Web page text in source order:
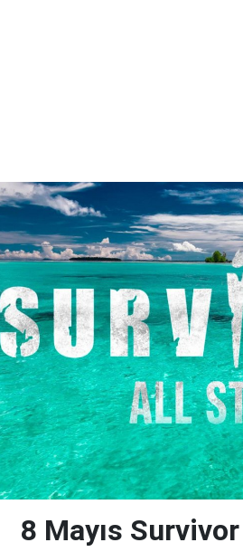
8 Mayıs